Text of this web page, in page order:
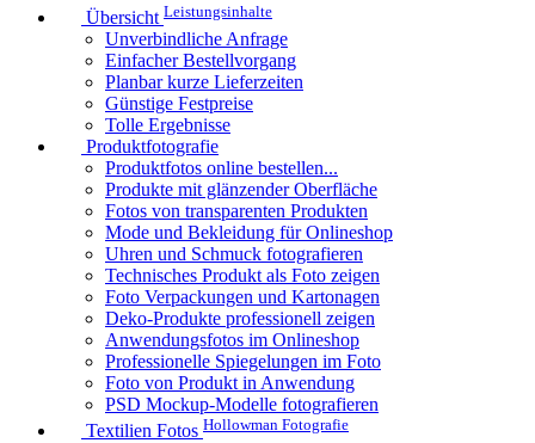
Übersicht Leistungsinhalte
Unverbindliche Anfrage
Einfacher Bestellvorgang
Planbar kurze Lieferzeiten
Günstige Festpreise
Tolle Ergebnisse
Produktfotografie
Produktfotos online bestellen...
Produkte mit glänzender Oberfläche
Fotos von transparenten Produkten
Mode und Bekleidung für Onlineshop
Uhren und Schmuck fotografieren
Technisches Produkt als Foto zeigen
Foto Verpackungen und Kartonagen
Deko-Produkte professionell zeigen
Anwendungsfotos im Onlineshop
Professionelle Spiegelungen im Foto
Foto von Produkt in Anwendung
PSD Mockup-Modelle fotografieren
Textilien Fotos Hollowman Fotografie